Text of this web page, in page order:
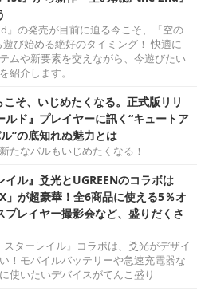
』の発売が目前に迫る今こそ、『空の
び始める絶好のタイミング！ 快適に
ムや新要素を交えながら、今遊びたい
紹介します。
そ、いじめたくなる。正式版リリ
ルド』プレイヤーに訊く“キュートア
”の底知れぬ魅力とは
たなパルもいじめたくなる！
イル』爻光とUGREENのコラボは
」が超豪華！全6商品に使える5％オ
プレイヤー撮影会など、盛りだくさ
スターレイル』コラボは、爻光がデザイ
！モバイルバッテリーや急速充電器な
使いたいデバイスがてんこ盛り